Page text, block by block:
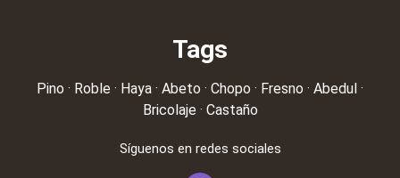
Tags
Pino · Roble · Haya · Abeto · Chopo · Fresno · Abedul ·
Bricolaje · Castaño
Síguenos en redes sociales